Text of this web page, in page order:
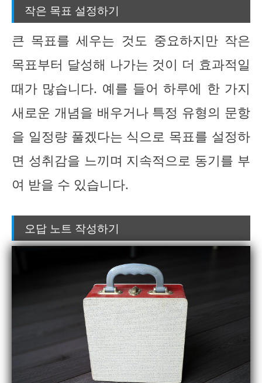
작은 목표 설정하기
큰 목표를 세우는 것도 중요하지만 작은
목표부터 달성해 나가는 것이 더 효과적일
때가 많습니다. 예를 들어 하루에 한 가지
새로운 개념을 배우거나 특정 유형의 문항
을 일정량 풀겠다는 식으로 목표를 설정하
면 성취감을 느끼며 지속적으로 동기를 부
여 받을 수 있습니다.
오답 노트 작성하기